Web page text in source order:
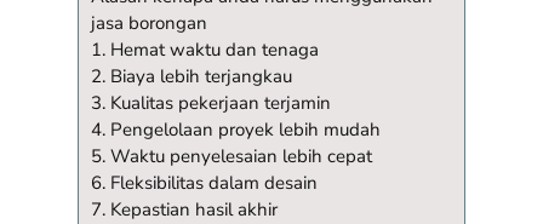
jasa borongan
1. Hemat waktu dan tenaga
2. Biaya lebih terjangkau
3. Kualitas pekerjaan terjamin
4. Pengelolaan proyek lebih mudah
5. Waktu penyelesaian lebih cepat
6. Fleksibilitas dalam desain
7. Kepastian hasil akhir